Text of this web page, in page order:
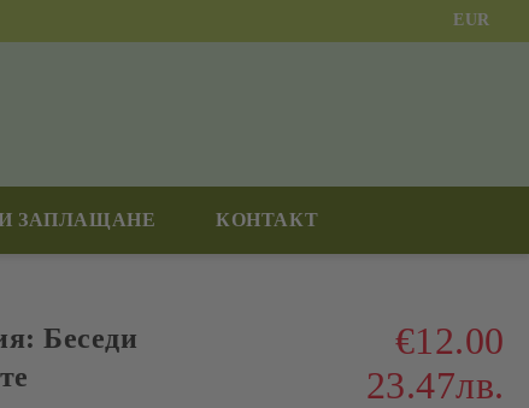
EUR
ЗАПЛАЩАНЕ КОНТАКТ
Беседи
€12.00
23.47лв.